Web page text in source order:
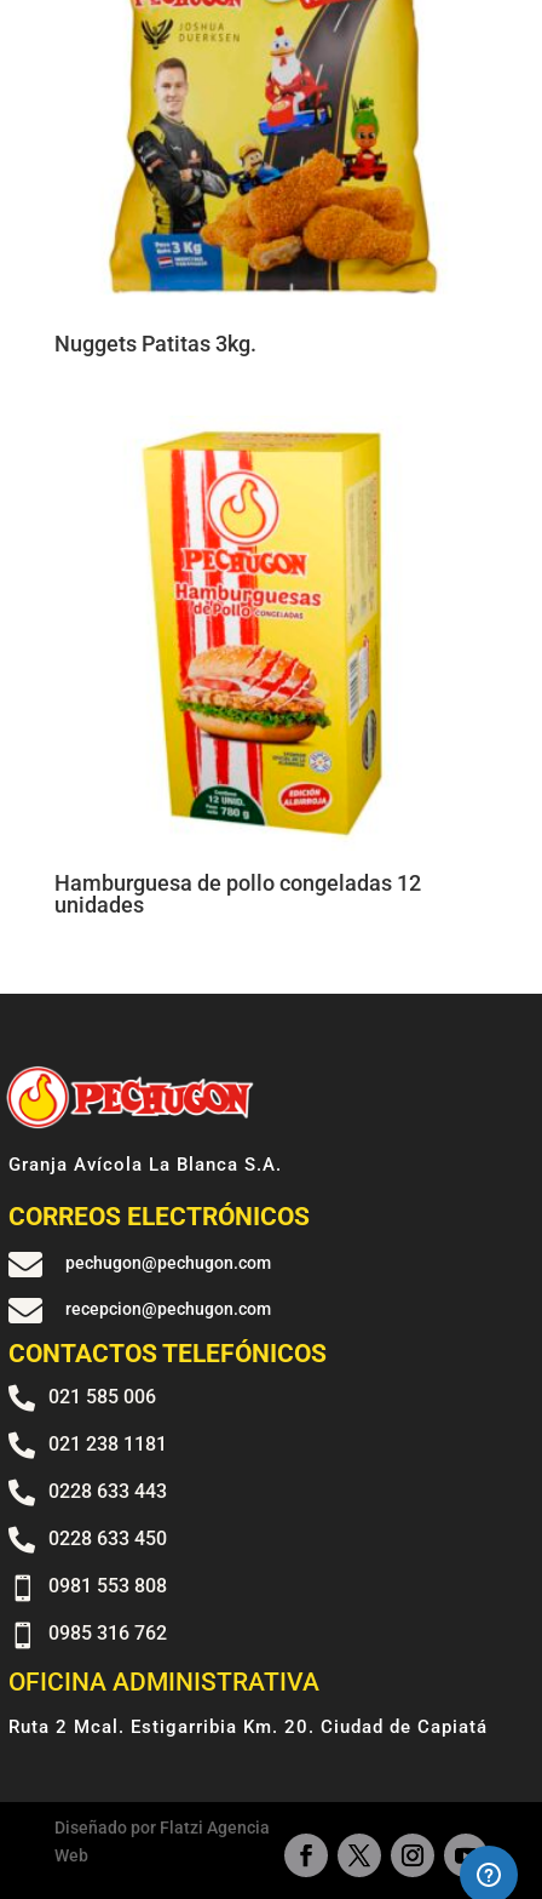
Nuggets Patitas 3kg.
Hamburguesa de pollo congeladas 12
unidades
Granja Avícola La Blanca S.A.
CORREOS ELECTRÓNICOS
 pechugon@pechugon.com
 recepcion@pechugon.com
CONTACTOS TELEFÓNICOS
 021 585 006
 021 238 1181
 0228 633 443
 0228 633 450
 0981 553 808
 0985 316 762
OFICINA ADMINISTRATIVA
Ruta 2 Mcal. Estigarribia Km. 20. Ciudad de Capiatá
Diseñado por Flatzi Agencia
Web